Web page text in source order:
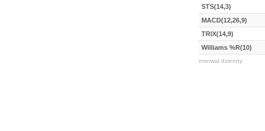
STS(14,3)
MACD(12,26,9)
TRIX(14,9)
Williams %R(10)
interwał dzienny